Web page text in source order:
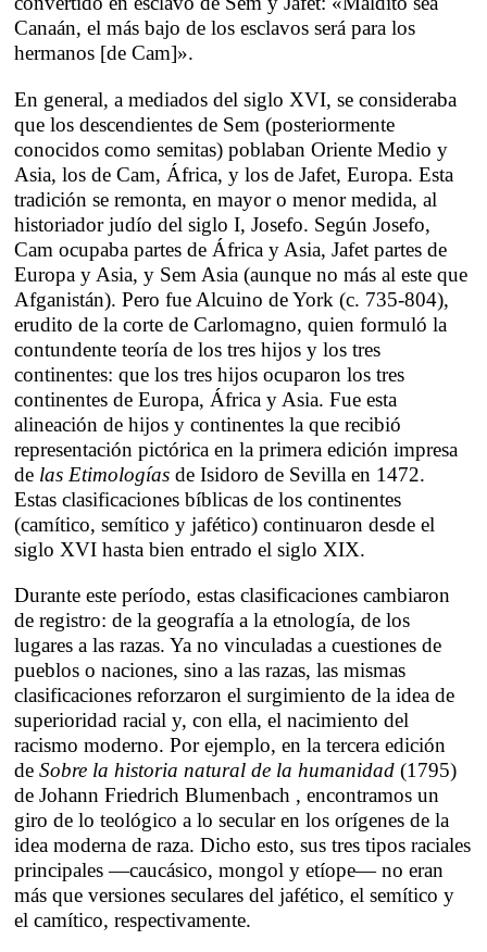
Canaán, el más bajo de los esclavos será para los
hermanos [de Cam]».
En general, a mediados del siglo XVI, se consideraba
que los descendientes de Sem (posteriormente
conocidos como semitas) poblaban Oriente Medio y
Asia, los de Cam, África, y los de Jafet, Europa. Esta
tradición se remonta, en mayor o menor medida, al
historiador judío del siglo I, Josefo. Según Josefo,
Cam ocupaba partes de África y Asia, Jafet partes de
Europa y Asia, y Sem Asia (aunque no más al este que
Afganistán). Pero fue Alcuino de York (c. 735-804),
erudito de la corte de Carlomagno, quien formuló la
contundente teoría de los tres hijos y los tres
continentes: que los tres hijos ocuparon los tres
continentes de Europa, África y Asia. Fue esta
alineación de hijos y continentes la que recibió
representación pictórica en la primera edición impresa
de las Etimologías de Isidoro de Sevilla en 1472.
Estas clasificaciones bíblicas de los continentes
(camítico, semítico y jafético) continuaron desde el
siglo XVI hasta bien entrado el siglo XIX.
Durante este período, estas clasificaciones cambiaron
de registro: de la geografía a la etnología, de los
lugares a las razas. Ya no vinculadas a cuestiones de
pueblos o naciones, sino a las razas, las mismas
clasificaciones reforzaron el surgimiento de la idea de
superioridad racial y, con ella, el nacimiento del
racismo moderno. Por ejemplo, en la tercera edición
deSobre la historia natural de la humanidad (1795)
de Johann Friedrich Blumenbach , encontramos un
giro de lo teológico a lo secular en los orígenes de la
idea moderna de raza. Dicho esto, sus tres tipos raciales
principales —caucásico, mongol y etíope— no eran
más que versiones seculares del jafético, el semítico y
el camítico, respectivamente.